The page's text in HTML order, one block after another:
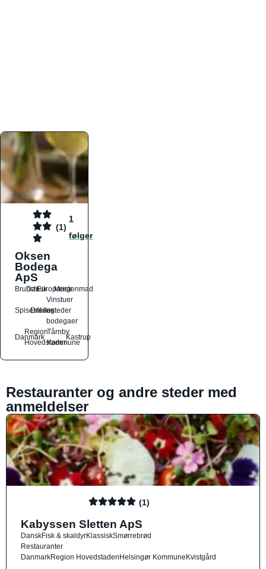
(1)
1
følger
Oksen
Bodega
ApS
Brunch
DanskEuropæiskMorgenmad
Spisesteder
Drikkesteder
Vinstuer
og
bodegaer
Danmark
Region
Hovedstaden
Tårnby
Kommune
Kastrup
Restauranter og andre steder med
anmeldelser
(1)
Kabyssen Sletten ApS
DanskFisk & skaldyrKlassiskSmørrebrød
Restauranter
DanmarkRegion HovedstadenHelsingør KommuneKvistgård